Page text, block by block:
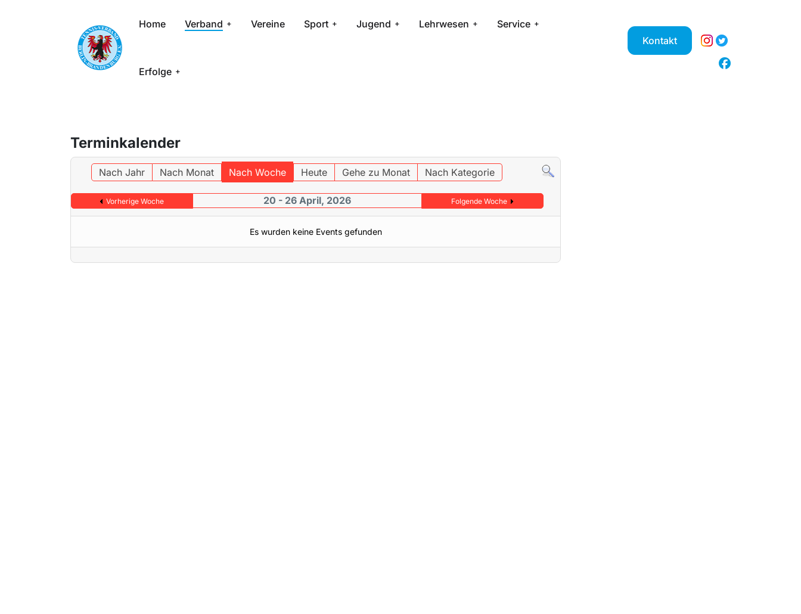
Home Verband Vereine Sport Jugend Lehrwesen Service
Erfolge
Kontakt
Terminkalender
Nach Jahr Nach Monat Nach Woche Heute Gehe zu Monat Nach Kategorie
Vorherige Woche 20 - 26 April, 2026 Folgende Woche
Es wurden keine Events gefunden